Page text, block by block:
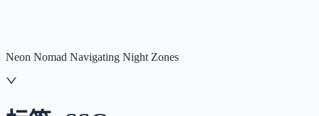
Neon Nomad Navigating Night Zones